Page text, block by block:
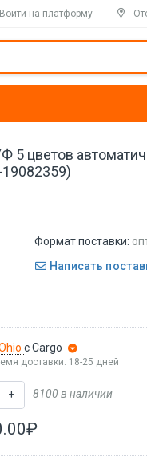
Войти на платформу
5 цветов
19082359)
Формат поставки:
Написать
с Cargo
доставки: 18-25 дней
+ 8100 в наличии